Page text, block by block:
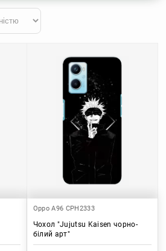
Oppo A96 CPH2333
Чохол "Jujutsu Kaisen чорно-
білий арт"